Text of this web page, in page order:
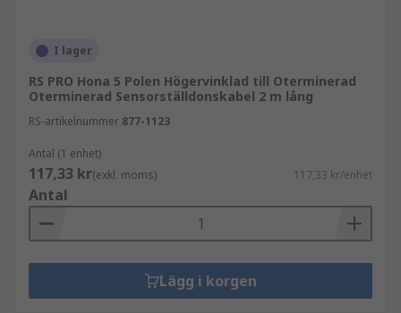
I lager
RS PRO Hona 5 Polen Högervinklad till Oterminerad
Oterminerad Sensorställdonskabel 2 m lång
RS-artikelnummer 877-1123
Antal (1 enhet)
117,33 kr(exkl. moms) 117,33 kr/enhet
Antal
Lägg i korgen